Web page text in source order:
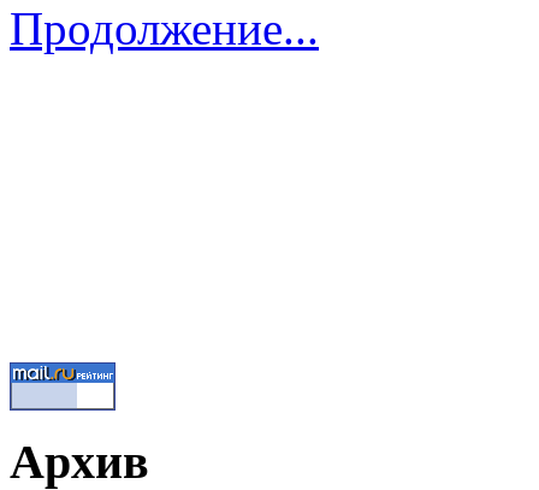
Продолжение...
Архив